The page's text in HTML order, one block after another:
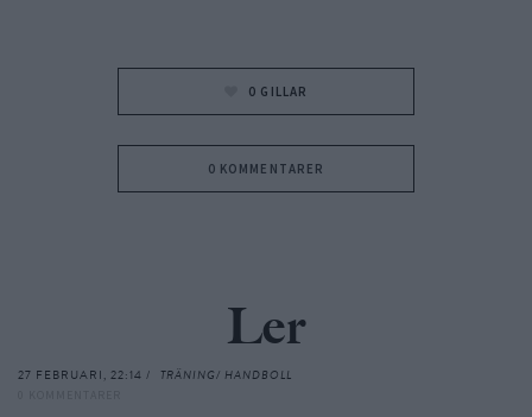
0 GILLAR
0 KOMMENTARER
Ler
27 FEBRUARI, 22:14 / TRÄNING/ HANDBOLL